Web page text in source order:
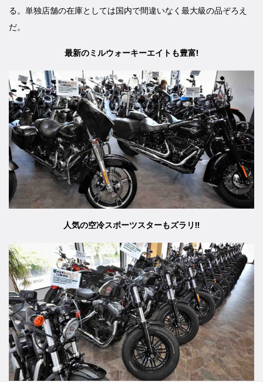
る。単独店舗の在庫としては国内で間違いなく最大級の品ぞろえ
だ。
最新のミルウォーキーエイトも豊富!
人気の空冷スポーツスターもズラリ!!